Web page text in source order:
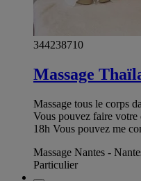
344238710
Massage
Massage tous le corps
Vous pouvez faire votre
18h Vous pouvez me
Massage Nantes -
Particulier